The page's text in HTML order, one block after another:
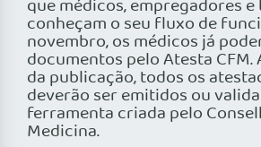
que médicos, empregadores
conheçam o seu fluxo de
novembro, os médicos já
documentos pelo Atesta CFM.
da publicação, todos os
deverão ser emitidos ou
ferramenta criada pelo
Medicina.